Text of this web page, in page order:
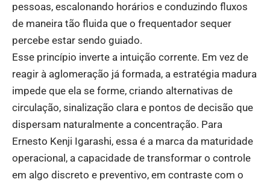
pessoas, escalonando horários e conduzindo fluxos
de maneira tão fluida que o frequentador sequer
percebe estar sendo guiado.
Esse princípio inverte a intuição corrente. Em vez de
reagir à aglomeração já formada, a estratégia madura
impede que ela se forme, criando alternativas de
circulação, sinalização clara e pontos de decisão que
dispersam naturalmente a concentração. Para
Ernesto Kenji Igarashi, essa é a marca da maturidade
operacional, a capacidade de transformar o controle
em algo discreto e preventivo, em contraste com o